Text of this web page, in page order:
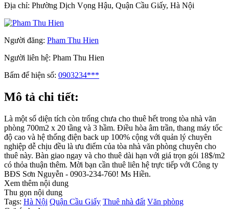
Địa chỉ: Phường Dịch Vọng Hậu, Quận Cầu Giấy, Hà Nội
Người đăng: Pham Thu Hien
Người liên hệ: Pham Thu Hien
Bấm để hiện số: 0903234***
Mô tả chi tiết:
Là một số diện tích còn trống chưa cho thuê hết trong tòa nhà văn
phòng 700m2 x 20 tầng và 3 hầm. Điều hòa âm trần, thang máy tốc
độ cao và hệ thống điện back up 100% cộng với quản lý chuyên
nghiệp dễ chịu đều là ưu điểm của tòa nhà văn phòng chuyên cho
thuê này. Bàn giao ngay và cho thuê dài hạn với giá trọn gói 18$/m2
có thỏa thuận thêm. Mời bạn cần thuê liên hệ trực tiếp với Công ty
BĐS Sơn Nguyễn - 0903-234-760! Ms Hiền.
Xem thêm nội dung
Thu gọn nội dung
Tags: Hà Nội Quận Cầu Giấy Thuê nhà đất Văn phòng